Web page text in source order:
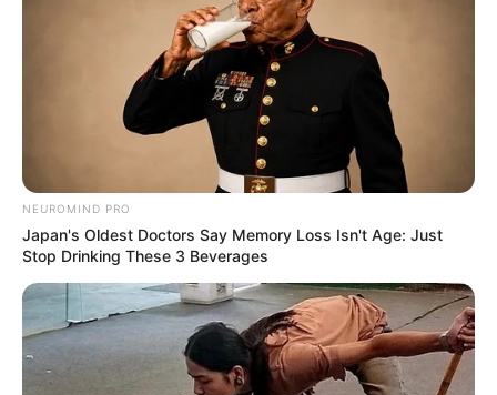
FNARAS em Brasília: Senado pode
promulgar PEC 14 em semana de
mobilização.
Presidente Kennedy (ES) abre processo
seletivo para Agentes de Saúde e de
Combate às Endemias.
PEC 14: o que acontece com quinquênio,
triênio e sexta-parte na aposentadoria?
FNARAS convoca ACS e ACE para
promulgação da PEC 14 no Congresso
Nacional.
NEUROMIND PRO
Japan's Oldest Doctors Say Memory Loss Isn't Age: Just
Stop Drinking These 3 Beverages